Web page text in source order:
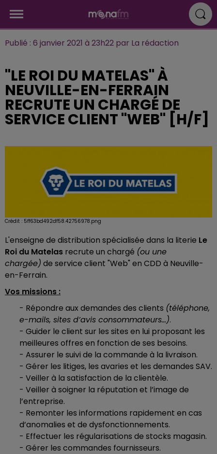
Publié : 6 janvier 2021 à 23h22 par La rédaction
"LE ROI DU MATELAS" À
NEUVILLE-EN-FERRAIN
RECRUTE UN CHARGÉ DE
SERVICE CLIENT "WEB" [H/F]
Crédit : 5ff63bd492df58.42756978.png
L'enseigne de distribution spécialisée dans la literie Le
Roi du Matelas recrute un chargé (ou une
chargée) de service client "Web" en CDD à Neuville-
en-Ferrain.
Vos missions :
- Répondre aux demandes des clients (téléphone,
e-mails, sites d’avis consommateurs…).
- Guider le client sur les sites en lui proposant les
meilleures offres en fonction de ses besoins.
- Assurer le suivi de la commande à la livraison.
- Gérer les litiges, les avaries et les demandes SAV.
- Veiller à la satisfaction de la clientèle.
- Veiller à soigner la réputation et l’image de
l’entreprise.
- Remonter les informations rapidement en cas
d’anomalies et de dysfonctionnements.
- Effectuer les régularisations de stocks magasin.
- Gérer les commandes fournisseurs.